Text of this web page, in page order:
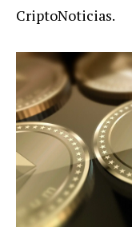
CriptoNoticias.